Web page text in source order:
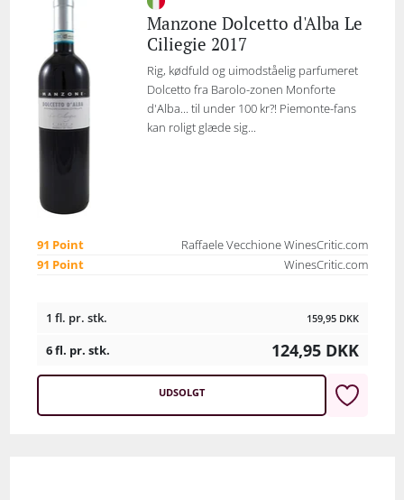
Manzone Dolcetto d'Alba Le
Ciliegie 2017
Rig, kødfuld og uimodståelig parfumeret
Dolcetto fra Barolo-zonen Monforte
d'Alba... til under 100 kr?! Piemonte-fans
kan roligt glæde sig...
91 Point
Raffaele Vecchione WinesCritic.com
91 Point
WinesCritic.com
1 fl. pr. stk. 159,95 DKK
6 fl. pr. stk. 124,95 DKK
UDSOLGT